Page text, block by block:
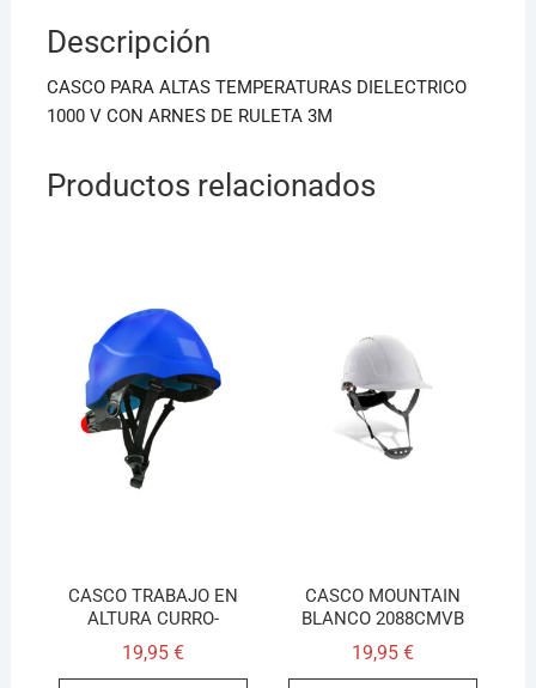
o
o
k
p
p
Descripción
CASCO PARA ALTAS TEMPERATURAS DIELECTRICO
1000 V CON ARNES DE RULETA 3M
Productos relacionados
CASCO TRABAJO EN
ALTURA CURRO-
19,95 €
CASCO MOUNTAIN
BLANCO 2088CMVB
19,95€